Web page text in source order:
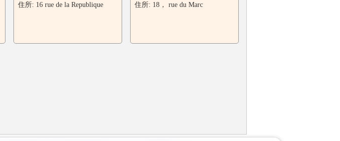
住所: 16 rue de la Republique
住所: 18， rue du Marc